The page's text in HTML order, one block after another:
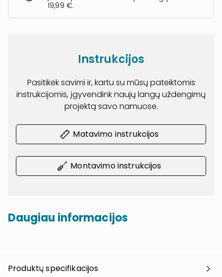
19,99 €.
Instrukcijos
Pasitikėk savimi ir, kartu su mūsų pateiktomis
instrukcijomis, įgyvendink naujų langų uždengimų
projektą savo namuose.
Matavimo instrukcijos
Montavimo instrukcijos
Daugiau informacijos
Produktų specifikacijos